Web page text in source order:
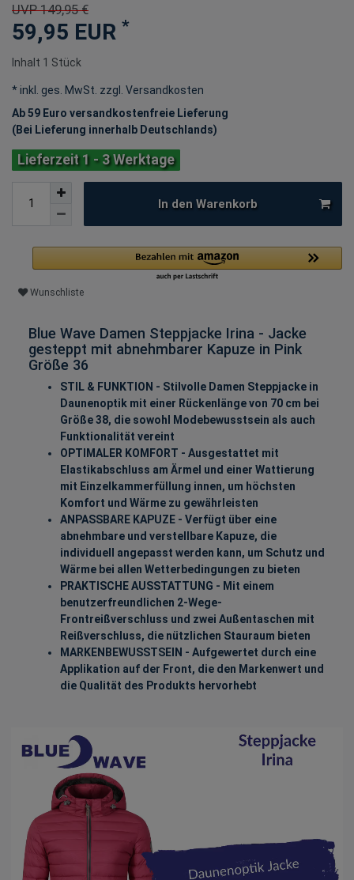
UVP 149,95 €
59,95 EUR *
Inhalt 1 Stück
* inkl. ges. MwSt. zzgl.
Versandkosten
Ab 59 Euro versandkostenfreie Lieferung
(Bei Lieferung innerhalb Deutschlands)
Lieferzeit 1 - 3 Werktage
In den Warenkorb
Wunschliste
Blue Wave Damen Steppjacke Irina - Jacke
gesteppt mit abnehmbarer Kapuze in Pink
Größe 36
STIL & FUNKTION - Stilvolle Damen Steppjacke in
Daunenoptik mit einer Rückenlänge von 70 cm bei
Größe 38, die sowohl Modebewusstsein als auch
Funktionalität vereint
OPTIMALER KOMFORT - Ausgestattet mit
Elastikabschluss am Ärmel und einer Wattierung
mit Einzelkammerfüllung innen, um höchsten
Komfort und Wärme zu gewährleisten
ANPASSBARE KAPUZE - Verfügt über eine
abnehmbare und verstellbare Kapuze, die
individuell angepasst werden kann, um Schutz und
Wärme bei allen Wetterbedingungen zu bieten
PRAKTISCHE AUSSTATTUNG - Mit einem
benutzerfreundlichen 2-Wege-
Frontreißverschluss und zwei Außentaschen mit
Reißverschluss, die nützlichen Stauraum bieten
MARKENBEWUSSTSEIN - Aufgewertet durch eine
Applikation auf der Front, die den Markenwert und
die Qualität des Produkts hervorhebt